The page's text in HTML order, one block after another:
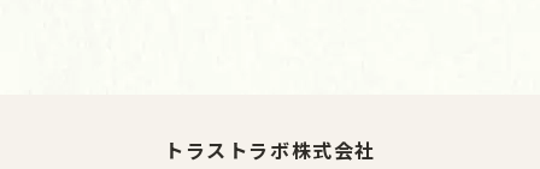
トラストラボ株式会社